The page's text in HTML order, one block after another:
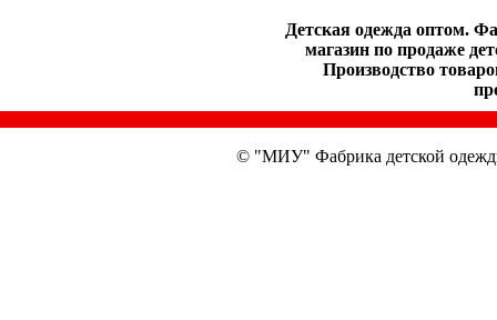
Детская одежда оптом.
магазин по продаже
Производство
© "МИУ" Фабрика детской